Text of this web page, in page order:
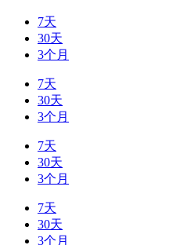
7天
30天
3个月
7天
30天
3个月
7天
30天
3个月
7天
30天
3个月